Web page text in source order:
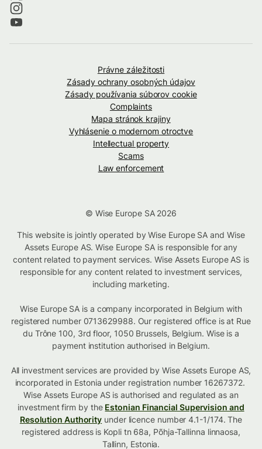
Právne záležitosti
Zásady ochrany osobných údajov
Zásady používania súborov cookie
Complaints
Mapa stránok krajiny
Vyhlásenie o modernom otroctve
Intellectual property
Scams
Law enforcement
© Wise Europe SA 2026
This website is jointly operated by Wise Europe SA and Wise
Assets Europe AS. Wise Europe SA is responsible for any
content related to payment services. Wise Assets Europe AS is
responsible for any content related to investment services,
including marketing.
Wise Europe SA is a company incorporated in Belgium with
registered number 0713629988. Our registered office is at Rue
du Trône 100, 3rd floor, 1050 Brussels, Belgium. Wise is a
payment institution authorised in Belgium.
All investment services are provided by Wise Assets Europe AS,
incorporated in Estonia under registration number 16267372.
Wise Assets Europe AS is authorised and regulated as an
investment firm by the Estonian Financial Supervision and
Resolution Authority under licence number 4.1-1/174. The
registered address is Kopli tn 68a, Põhja-Tallinna linnaosa,
Tallinn, Estonia.